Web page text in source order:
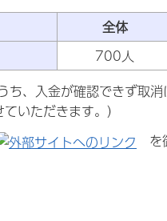
全体
700人
、入金が確認できず取
いただきます。）
を